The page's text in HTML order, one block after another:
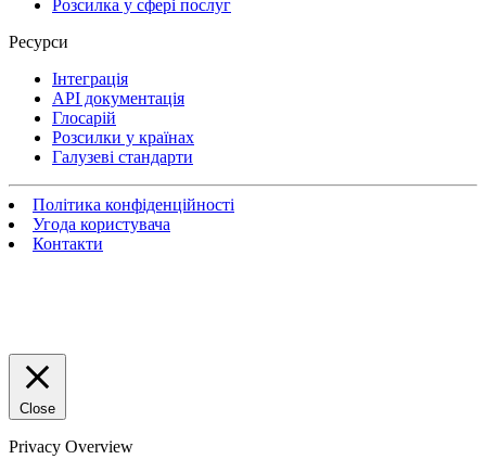
Розсилка у сфері послуг
Ресурси
Інтеграція
API документація
Глосарій
Розсилки у країнах
Галузеві стандарти
Політика конфіденційності
Угода користувача
Контакти
Close
Privacy Overview